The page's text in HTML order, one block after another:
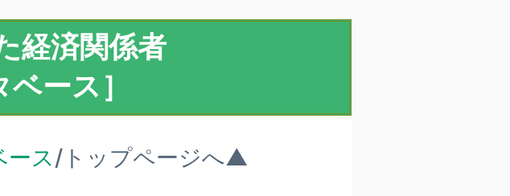
経済関係者
ース］
ース/トップページへ▲